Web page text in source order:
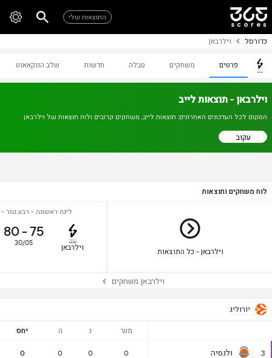
התוצאות שלי
כדורסל וילרבאן
פרטים משחקים טבלה חדשות שלב הנוקאאוט
וילרבאן - תוצאות לייב
המקום לכל העדכונים האחרונים: תוצאות לייב, משחקים קרובים ולוח תוצאות של וילרבאן
עקוב
לוח משחקים ותוצאות
וילרבאן - כל התוצאות
ליגה ראשונה - רבע גמר
וילרבאן
75
-
80
30/05
וילרבאן משחקים
יורוליג
מש' נ ה יחס
3 ולנסיה 0
0
0
0